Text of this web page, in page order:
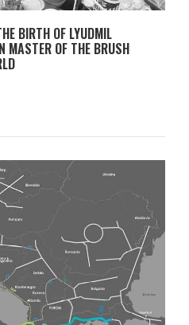
BIRTH OF LYUDMIL
MASTER OF THE BRUSH